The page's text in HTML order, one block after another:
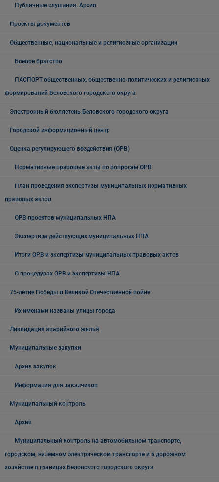
Публичные слушания. Архив
Проекты документов
Общественные, национальные и религиозные организации
Боевое братство
ПАСПОРТ общественных, общественно-политических и религиозных
формирований Беловского городского округа
Электронный бюллетень Беловского городского округа
Городской информационный центр
Оценка регулирующего воздействия (ОРВ)
Нормативные правовые акты по вопросам ОРВ
План проведения экспертизы муниципальных нормативных
правовых актов
ОРВ проектов муниципальных НПА
Экспертиза действующих муниципальных НПА
Итоги ОРВ и экспертизы муниципальных правовых актов
О процедурах ОРВ и экспертизы НПА
75-летие Победы в Великой Отечественной войне
Их именами названы улицы города
Ликвидация аварийного жилья
Муниципальные закупки
Архив закупок
Информация для заказчиков
Муниципальный контроль
Архив
Муниципальный контроль на автомобильном транспорте,
городском, наземном электрическом транспорте и в дорожном
хозяйстве в границах Беловского городского округа